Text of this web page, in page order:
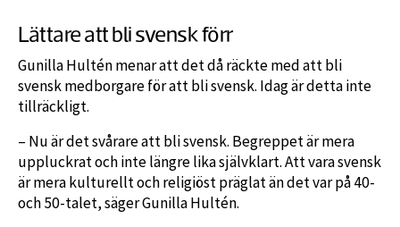
Lättare att bli svensk förr
Gunilla Hultén menar att det då räckte med att bli
svensk medborgare för att bli svensk. Idag är detta inte
tillräckligt.
– Nu är det svårare att bli svensk. Begreppet är mera
uppluckrat och inte längre lika självklart. Att vara svensk
är mera kulturellt och religiöst präglat än det var på 40-
och 50-talet, säger Gunilla Hultén.